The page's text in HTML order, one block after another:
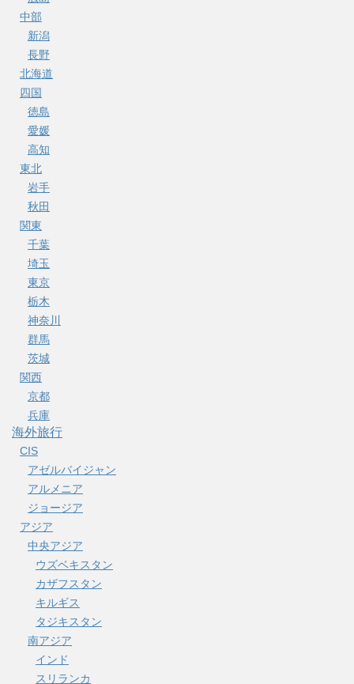
中部
新潟
長野
北海道
四国
徳島
愛媛
高知
東北
岩手
秋田
関東
千葉
埼玉
東京
栃木
神奈川
群馬
茨城
関西
京都
兵庫
海外旅行
CIS
アゼルバイジャン
アルメニア
ジョージア
アジア
中央アジア
ウズベキスタン
カザフスタン
キルギス
タジキスタン
南アジア
インド
スリランカ